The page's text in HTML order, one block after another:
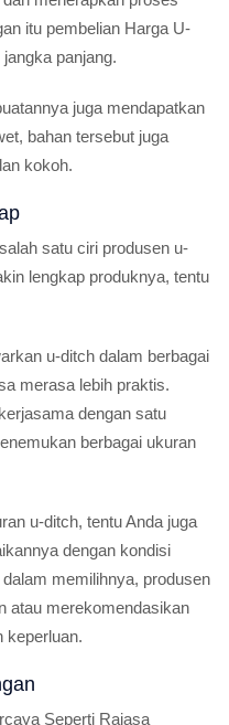
itu pembelian Harga U-
panjang.
juga mendapatkan
bahan tersebut juga
kokoh.
satu ciri produsen u-
lengkap produknya, tentu
u-ditch dalam berbagai
merasa lebih praktis.
dengan satu
berbagai ukuran
u-ditch, tentu Anda juga
dengan kondisi
memilihnya, produsen
atau merekomendasikan
keperluan.
Seperti Rajasa